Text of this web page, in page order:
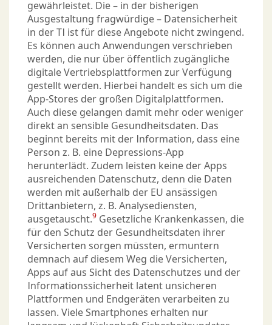
gewährleistet. Die – in der bisherigen
Ausgestaltung fragwürdige – Datensicherheit
in der TI ist für diese Angebote nicht zwingend.
Es können auch Anwendungen verschrieben
werden, die nur über öffentlich zugängliche
digitale Vertriebsplattformen zur Verfügung
gestellt werden. Hierbei handelt es sich um die
App-Stores der großen Digitalplattformen.
Auch diese gelangen damit mehr oder weniger
direkt an sensible Gesundheitsdaten. Das
beginnt bereits mit der Information, dass eine
Person z. B. eine Depressions-App
herunterlädt. Zudem leisten keine der Apps
ausreichenden Datenschutz, denn die Daten
werden mit außerhalb der EU ansässigen
Drittanbietern, z. B. Analysediensten,
ausgetauscht.9 Gesetzliche Krankenkassen, die
für den Schutz der Gesundheitsdaten ihrer
Versicherten sorgen müssten, ermuntern
demnach auf diesem Weg die Versicherten,
Apps auf aus Sicht des Datenschutzes und der
Informationssicherheit latent unsicheren
Plattformen und Endgeräten verarbeiten zu
lassen. Viele Smartphones erhalten nur